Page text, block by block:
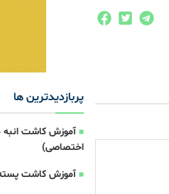
پربازدیدترین ها
آموزش کاشت انبه
اختصاصی)
آموزش کاشت